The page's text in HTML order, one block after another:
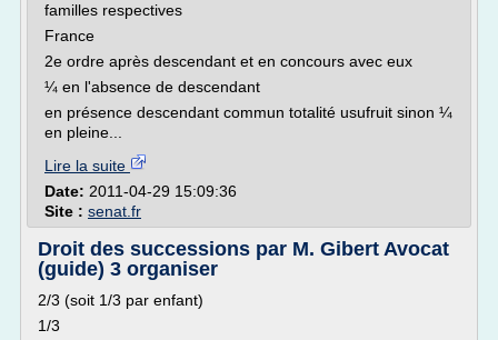
familles respectives
France
2e ordre après descendant et en concours avec eux
¼ en l'absence de descendant
en présence descendant commun totalité usufruit sinon ¼
en pleine...
Lire la suite
Date: 2011-04-29 15:09:36
Site : senat.fr
Droit des successions par M. Gibert Avocat
(guide) 3 organiser
2/3 (soit 1/3 par enfant)
1/3